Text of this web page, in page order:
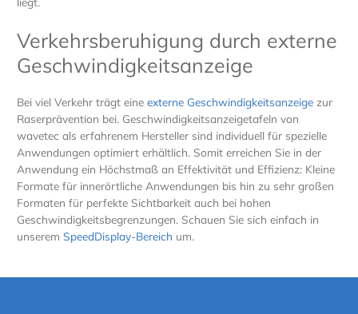
Verkehrsberuhigung durch externe
Geschwindigkeitsanzeige
Bei viel Verkehr trägt eineexterne Geschwindigkeitsanzeige zur
Raserprävention bei. Geschwindigkeitsanzeigetafeln von
wavetec als erfahrenem Hersteller sind individuell für spezielle
Anwendungen optimiert erhältlich. Somit erreichen Sie in der
Anwendung ein Höchstmaß an Effektivität und Effizienz: Kleine
Formate für innerörtliche Anwendungen bis hin zu sehr großen
Formaten für perfekte Sichtbarkeit auch bei hohen
Geschwindigkeitsbegrenzungen. Schauen Sie sich einfach in
unseremSpeedDisplay-Bereich um.